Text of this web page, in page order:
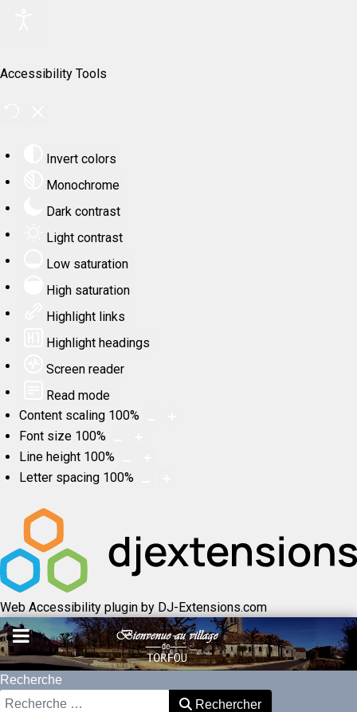
Accessibility Tools
Invert colors
Monochrome
Dark contrast
Light contrast
Low saturation
High saturation
Highlight links
Highlight headings
Screen reader
Read mode
Content scaling 100%
Font size 100%
Line height 100%
Letter spacing 100%
Web Accessibility plugin by DJ-Extensions.com
Recherche
Rechercher